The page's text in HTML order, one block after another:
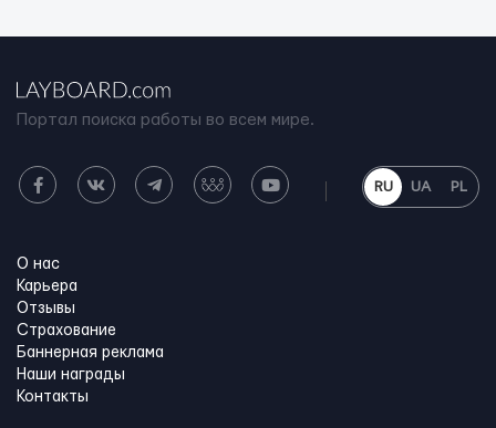
Портал поиска работы во всем мире.
RU UA PL
О нас
Карьера
Отзывы
Страхование
Баннерная реклама
Наши награды
Контакты